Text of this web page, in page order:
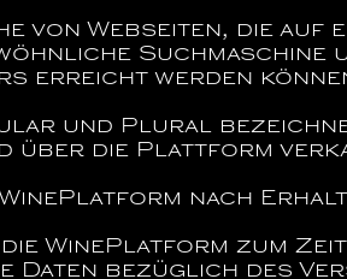
von Webseiten, die auf
Suchmaschine
erreicht werden
und Plural
über die Plattform
nach
die WinePlatform zum
Daten bezüglich des